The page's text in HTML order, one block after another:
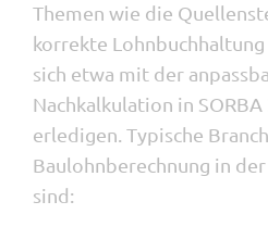
Themen wie die
korrekte
sich etwa mit der
Nachkalkulation in
erledigen. Typische
Baulohnberechnung in
sind: